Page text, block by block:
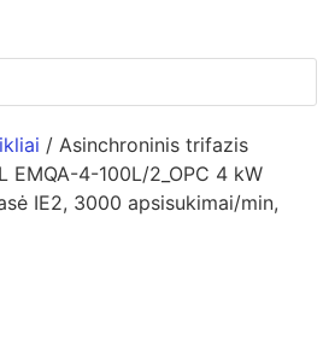
/ Asinchroninis trifazis
EMQA-4-100L/2_OPC 4 kW
IE2, 3000 apsisukimai/min,